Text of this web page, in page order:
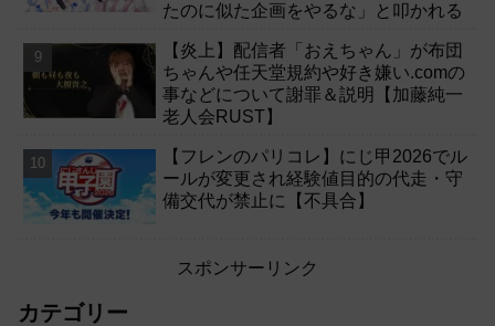
たのに似た企画をやるな」と叩かれる
【炎上】配信者「おえちゃん」が布団
ちゃんや任天堂規約や好き嫌い.comの
事などについて謝罪＆説明【加藤純一
老人会RUST】
【フレンのパリコレ】にじ甲2026でル
ールが変更され経験値目的の代走・守
備交代が禁止に【不具合】
スポンサーリンク
カテゴリー